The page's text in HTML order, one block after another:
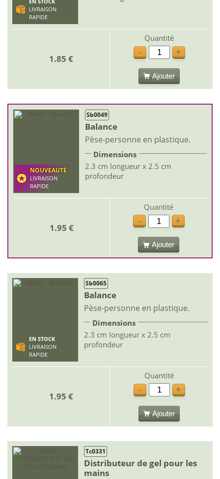
EN STOCK
LIVRAISON
RAPIDE
1.85 €
Quantité
-
+
Ajouter
NOUVEAUTÉ
LIVRAISON
RAPIDE
Sb0049
Balance
Pèse-personne en plastique.
Dimensions
2.3 cm longueur x 2.5 cm
profondeur
1.95 €
Quantité
-
+
Ajouter
EN STOCK
LIVRAISON
RAPIDE
Sb0065
Balance
Pèse-personne en plastique.
Dimensions
2.3 cm longueur x 2.5 cm
profondeur
1.95 €
Quantité
-
+
Ajouter
Tc0331
Distributeur de gel pour les
mains